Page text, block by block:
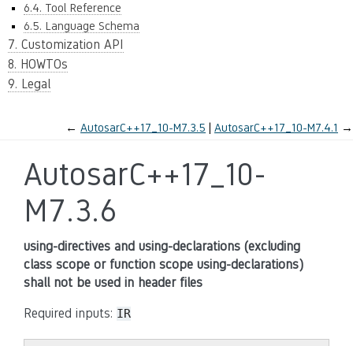
6.4. Tool Reference
6.5. Language Schema
7. Customization API
8. HOWTOs
9. Legal
← AutosarC++17_10-M7.3.5 AutosarC++17_10-M7.4.1 →
AutosarC++17_10-
M7.3.6
using-directives and using-declarations (excluding
class scope or function scope using-declarations)
shall not be used in header files
Required inputs: IR